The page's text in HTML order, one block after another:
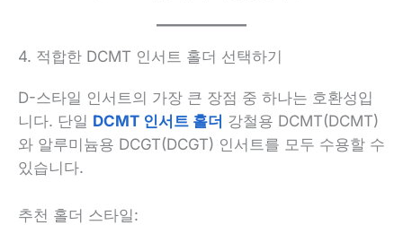
4. 적합한 DCMT 인서트 홀더 선택하기
D-스타일 인서트의 가장 큰 장점 중 하나는 호환성입
니다. 단일 DCMT 인서트 홀더 강철용 DCMT(DCMT)
와 알루미늄용 DCGT(DCGT) 인서트를 모두 수용할 수
있습니다.
추천 홀더 스타일: